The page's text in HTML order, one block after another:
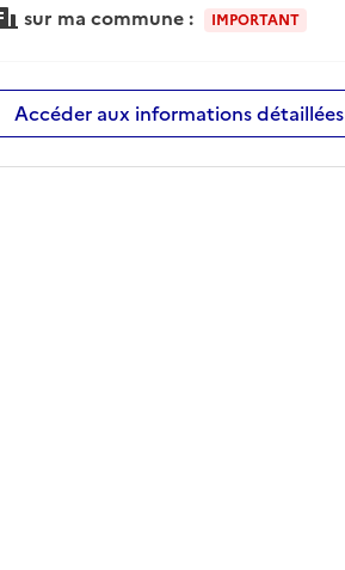
sur ma commune : IMPORTANT
Accéder aux informations détaillées